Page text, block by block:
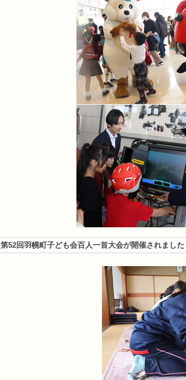
第52回羽幌町子ども会百人一首大会が開催されました